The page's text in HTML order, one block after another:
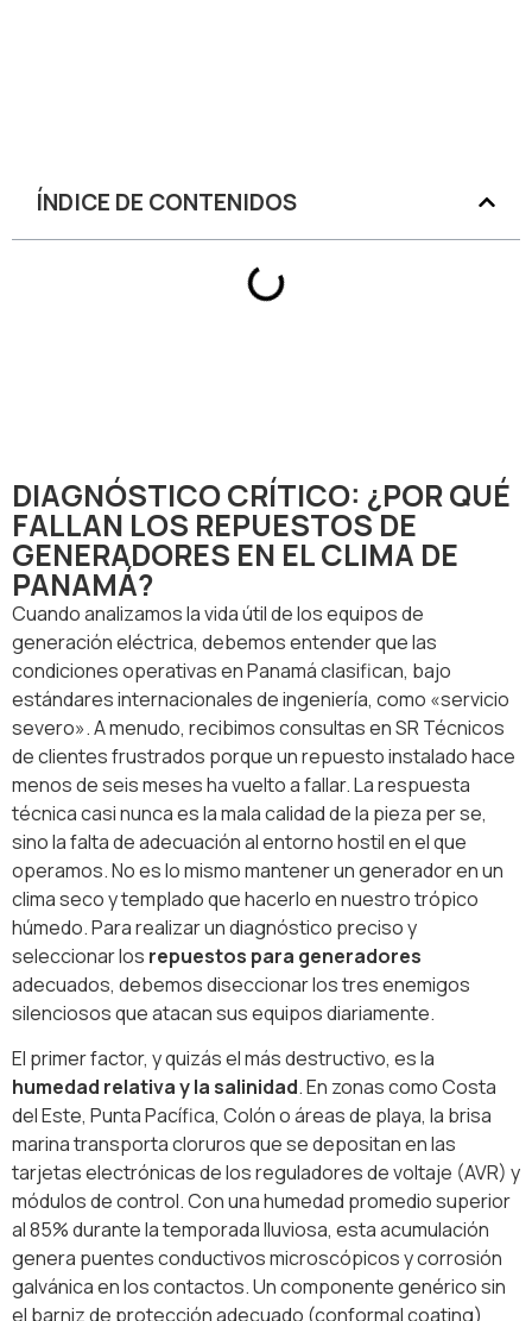
ÍNDICE DE CONTENIDOS
DIAGNÓSTICO CRÍTICO: ¿POR QUÉ
FALLAN LOS REPUESTOS DE
GENERADORES EN EL CLIMA DE
PANAMÁ?
Cuando analizamos la vida útil de los equipos de
generación eléctrica, debemos entender que las
condiciones operativas en Panamá clasifican, bajo
estándares internacionales de ingeniería, como «servicio
severo». A menudo, recibimos consultas en SR Técnicos
de clientes frustrados porque un repuesto instalado hace
menos de seis meses ha vuelto a fallar. La respuesta
técnica casi nunca es la mala calidad de la pieza per se,
sino la falta de adecuación al entorno hostil en el que
operamos. No es lo mismo mantener un generador en un
clima seco y templado que hacerlo en nuestro trópico
húmedo. Para realizar un diagnóstico preciso y
seleccionar los repuestos para generadores
adecuados, debemos diseccionar los tres enemigos
silenciosos que atacan sus equipos diariamente.
El primer factor, y quizás el más destructivo, es la
humedad relativa y la salinidad. En zonas como Costa
del Este, Punta Pacífica, Colón o áreas de playa, la brisa
marina transporta cloruros que se depositan en las
tarjetas electrónicas de los reguladores de voltaje (AVR) y
módulos de control. Con una humedad promedio superior
al 85% durante la temporada lluviosa, esta acumulación
genera puentes conductivos microscópicos y corrosión
galvánica en los contactos. Un componente genérico sin
el barniz de protección adecuado (conformal coating)